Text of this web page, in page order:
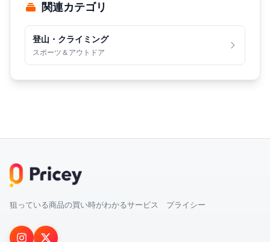
関連カテゴリ
登山・クライミング
スポーツ＆アウトドア
狙っている商品の買い時がわかるサービス プライシー